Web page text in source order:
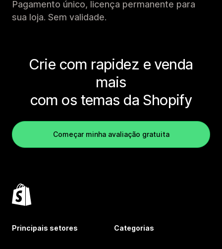
Pagamento único, licença permanente para
sua loja. Sem validade.
Crie com rapidez e venda
mais
com os temas da Shopify
Começar minha avaliação gratuita
Principais setores Categorias